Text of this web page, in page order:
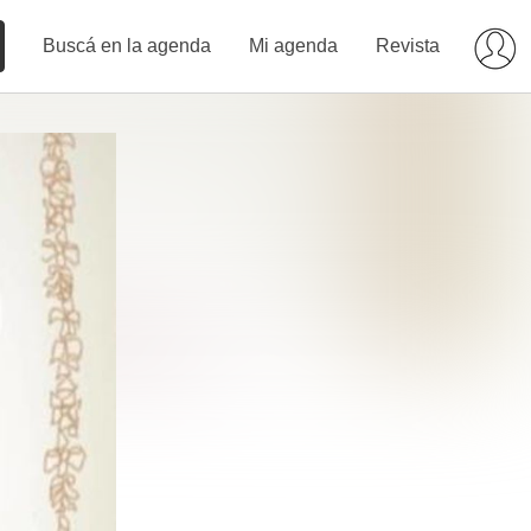
Buscá en la agenda Mi agenda Revista